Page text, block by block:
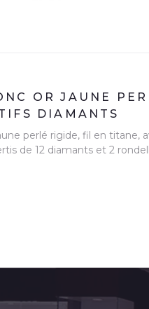
OR JAUNE
DIAMANTS
perlé rigide, fil en titane,
de 12 diamants et 2